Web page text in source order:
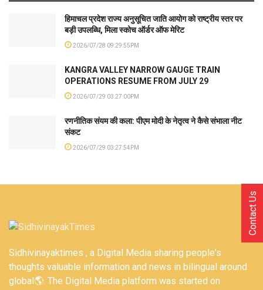
हिमाचल प्रदेश राज्य अनुसूचित जाति आयोग को राष्ट्रीय स्तर पर
बड़ी उपलब्धि, मिला स्कोच ऑर्डर ऑफ मेरिट
2026/07/28 09:29:55PM
KANGRA VALLEY NARROW GAUGE TRAIN
OPERATIONS RESUME FROM JULY 29
2026/07/29 03:27:00PM
रणनीतिक संयम की कला: पीएम मोदी के नेतृत्व ने कैसे संभाला नीट
संकट
2026/07/29 03:27:54PM
Sidhivinayaktimes , a Digital Media sharing people's
thoughts valuable information and news in bilingual around
global🌎. The Digital Media platform was started on
Contact Us